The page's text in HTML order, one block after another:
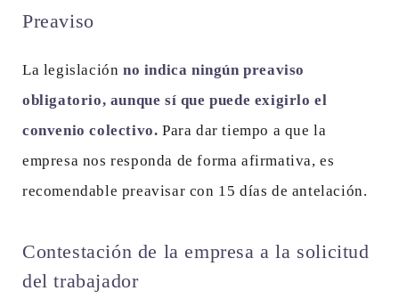
Preaviso
La legislación no indica ningún preaviso
obligatorio, aunque sí que puede exigirlo el
convenio colectivo. Para dar tiempo a que la
empresa nos responda de forma afirmativa, es
recomendable preavisar con 15 días de antelación.
Contestación de la empresa a la solicitud
del trabajador